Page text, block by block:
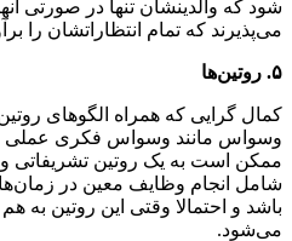
شود که والدینشان تنها در صورتی
می‌پذیرند که تمام انتظاراتشان را
۵. روتین‌ها
کمال گرایی که همراه الگوهای
ممکن است به یک روتین تشریفاتی
شامل انجام وظایف معین در
باشد و احتمالا وقتی این روتین
می‌شود.